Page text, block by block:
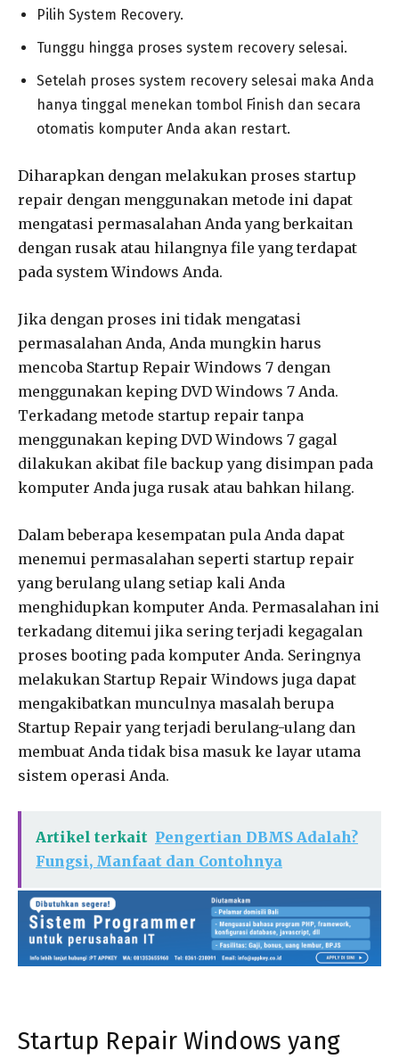
Pilih System Recovery.
Tunggu hingga proses system recovery selesai.
Setelah proses system recovery selesai maka Anda
hanya tinggal menekan tombol Finish dan secara
otomatis komputer Anda akan restart.
Diharapkan dengan melakukan proses startup
repair dengan menggunakan metode ini dapat
mengatasi permasalahan Anda yang berkaitan
dengan rusak atau hilangnya file yang terdapat
pada system Windows Anda.
Jika dengan proses ini tidak mengatasi
permasalahan Anda, Anda mungkin harus
mencoba Startup Repair Windows 7 dengan
menggunakan keping DVD Windows 7 Anda.
Terkadang metode startup repair tanpa
menggunakan keping DVD Windows 7 gagal
dilakukan akibat file backup yang disimpan pada
komputer Anda juga rusak atau bahkan hilang.
Dalam beberapa kesempatan pula Anda dapat
menemui permasalahan seperti startup repair
yang berulang ulang setiap kali Anda
menghidupkan komputer Anda. Permasalahan ini
terkadang ditemui jika sering terjadi kegagalan
proses booting pada komputer Anda. Seringnya
melakukan Startup Repair Windows juga dapat
mengakibatkan munculnya masalah berupa
Startup Repair yang terjadi berulang-ulang dan
membuat Anda tidak bisa masuk ke layar utama
sistem operasi Anda.
Artikel terkait Pengertian DBMS Adalah?
Fungsi, Manfaat dan Contohnya
Startup Repair Windows yang